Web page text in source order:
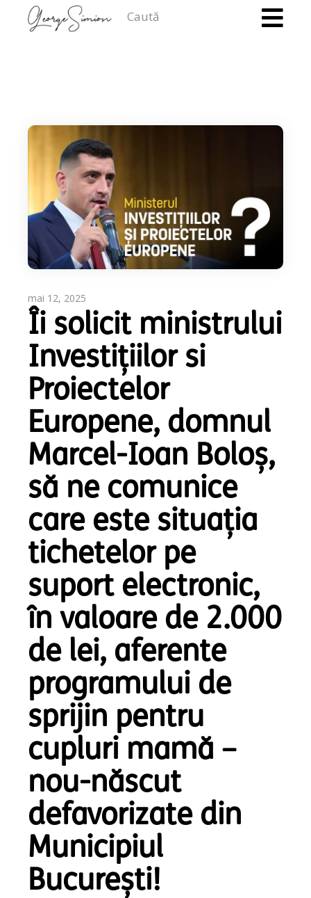
mai 12, 2025
Îi solicit ministrului
Investițiilor si
Proiectelor
Europene, domnul
Marcel-Ioan Boloş,
să ne comunice
care este situația
tichetelor pe
suport electronic,
în valoare de 2.000
de lei, aferente
programului de
sprijin pentru
cupluri mamă –
nou-născut
defavorizate din
Municipiul
București!